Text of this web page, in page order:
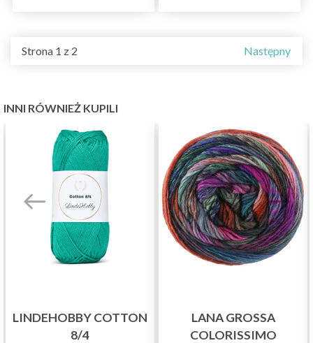
Strona 1 z 2 Następny
INNI RÓWNIEŻ KUPILI
LINDEHOBBY COTTON
8/4
LANA GROSSA
COLORISSIMO